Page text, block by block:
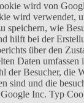
wird von
wird verwendet,
speichern, wie
hilft bei der
über den
Daten
der Besucher, die
sind und die
Google Inc. Typ